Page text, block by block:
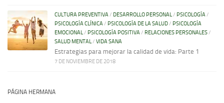
CULTURA PREVENTIVA/ DESARROLLO PERSONAL/ PSICOLOGÍA/
PSICOLOGÍA CLÍNICA/ PSICOLOGÍA DE LA SALUD/ PSICOLOGÍA
EMOCIONAL/ PSICOLOGÍA POSITIVA/ RELACIONES PERSONALES/
SALUD MENTAL/ VIDA SANA
Estrategias para mejorar la calidad de vida: Parte 1
7 DE NOVIEMBRE DE 2018
PÁGINA HERMANA